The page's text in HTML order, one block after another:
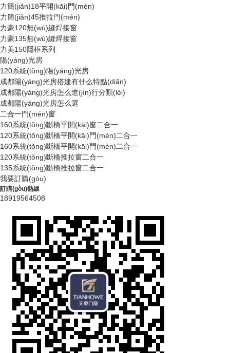
力簡(jiǎn)18平開(kāi)門(mén)
力簡(jiǎn)45推拉門(mén)
力豪120無(wú)縫焊接窗
力豪135無(wú)縫焊接窗
力美150隱框系列
陽(yáng)光房
120系統(tǒng)陽(yáng)光房
成都陽(yáng)光房搭建有什么特點(diǎn)
成都陽(yáng)光房怎么進(jìn)行分類(lèi)
成都陽(yáng)光房怎么選
二合一門(mén)窗
160系統(tǒng)斷橋平開(kāi)窗二合一
120系統(tǒng)斷橋平開(kāi)門(mén)二合一
160系統(tǒng)斷橋平開(kāi)門(mén)二合一
120系統(tǒng)斷橋推拉窗二合一
135系統(tǒng)斷橋推拉窗二合一
我要訂購(gòu)
訂購(gòu)熱線
18919564508